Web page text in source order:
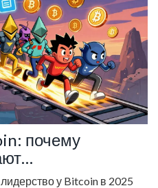
почему
у Bitcoin в 2025